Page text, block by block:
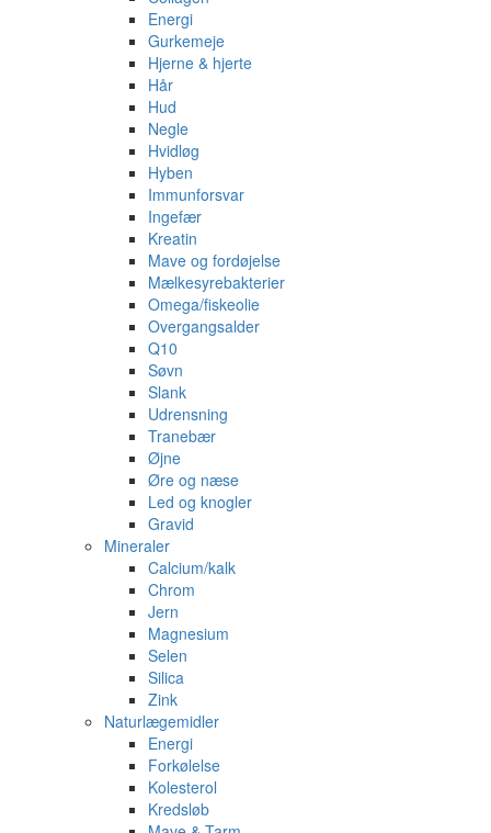
Energi
Gurkemeje
Hjerne & hjerte
Hår
Hud
Negle
Hvidløg
Hyben
Immunforsvar
Ingefær
Kreatin
Mave og fordøjelse
Mælkesyrebakterier
Omega/fiskeolie
Overgangsalder
Q10
Søvn
Slank
Udrensning
Tranebær
Øjne
Øre og næse
Led og knogler
Gravid
Mineraler
Calcium/kalk
Chrom
Jern
Magnesium
Selen
Silica
Zink
Naturlægemidler
Energi
Forkølelse
Kolesterol
Kredsløb